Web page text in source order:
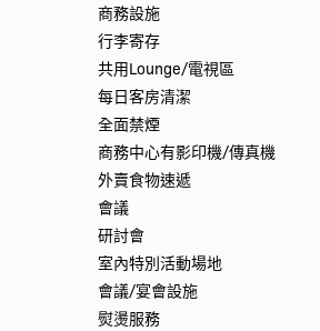
商務設施
行李寄存
共用Lounge/電視區
每日客房清潔
全面禁煙
商務中心有影印機/傳真機
外賣食物速遞
會議
研討會
室內特別活動場地
會議/宴會設施
熨燙服務